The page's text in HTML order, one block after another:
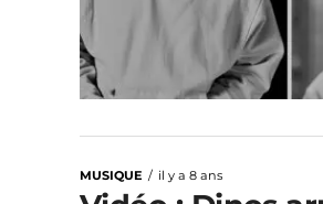
MUSIQUE il y a 8 ans